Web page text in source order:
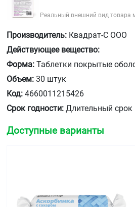
Реальный внешний вид товара
Производитель: Квадрат-С ООО
Действующее вещество:
Форма: Таблетки покрытые
Объем: 30 штук
Код: 4660011215426
Срок годности: Длительный срок
Доступные варианты